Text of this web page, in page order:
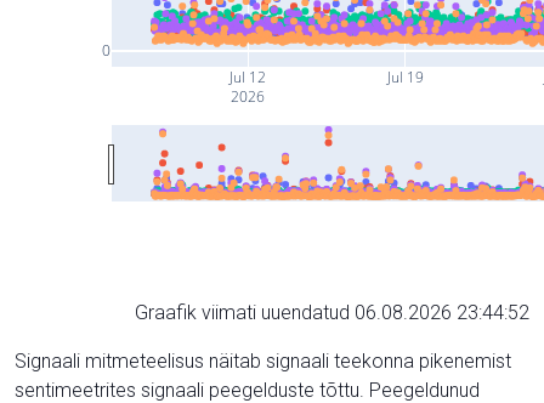
Jul 12
2026
Jul 19
0
Graafik viimati uuendatud 06.08.2026 23:44:52
Signaali mitmeteelisus näitab signaali teekonna pikenemist
sentimeetrites signaali peegelduste tõttu. Peegeldunud